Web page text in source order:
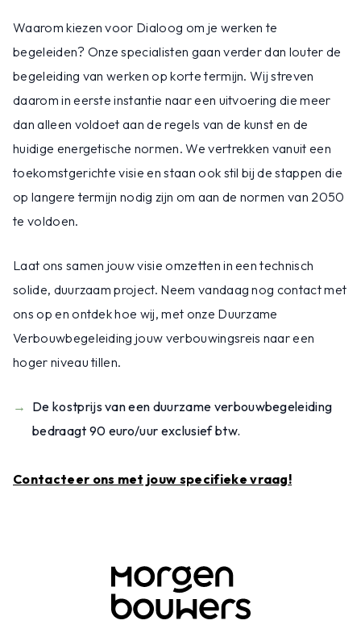
Waarom kiezen voor Dialoog om je werken te
begeleiden? Onze specialisten gaan verder dan louter de
begeleiding van werken op korte termijn. Wij streven
daarom in eerste instantie naar een uitvoering die meer
dan alleen voldoet aan de regels van de kunst en de
huidige energetische normen. We vertrekken vanuit een
toekomstgerichte visie en staan ook stil bij de stappen die
op langere termijn nodig zijn om aan de normen van 2050
te voldoen.
Laat ons samen jouw visie omzetten in een technisch
solide, duurzaam project. Neem vandaag nog contact met
ons op en ontdek hoe wij, met onze Duurzame
Verbouwbegeleiding jouw verbouwingsreis naar een
hoger niveau tillen.
De kostprijs van een duurzame verbouwbegeleiding
bedraagt 90 euro/uur exclusief btw.
Contacteer ons met jouw specifieke vraag!